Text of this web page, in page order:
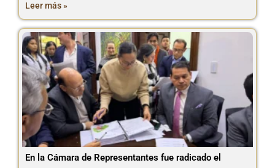
Leer más »
En la Cámara de Representantes fue radicado el